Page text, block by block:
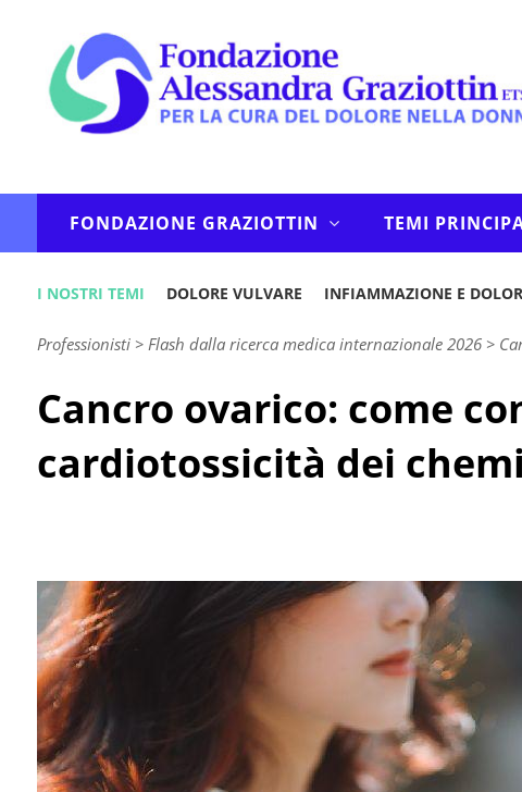
FONDAZIONE GRAZIOTTIN TEMI
I NOSTRI TEMI DOLORE VULVARE INFIAMMAZIONE E
Professionisti> Flash dalla ricerca medica internazionale 2026 >
Cancro ovarico: come
cardiotossicità dei